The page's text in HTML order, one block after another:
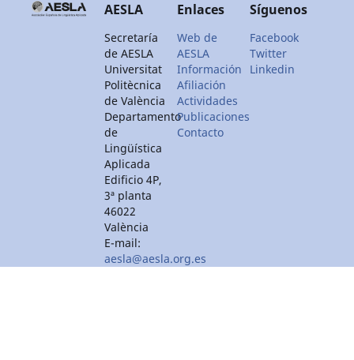
AESLA
Secretaría
de AESLA
Universitat
Politècnica
de València
Departamento
de
Lingüística
Aplicada
Edificio 4P,
3ª planta
46022
València
E-mail:
aesla@aesla.org.es
Enlaces
Web de
AESLA
Información
Afiliación
Actividades
Publicaciones
Contacto
Síguenos
Facebook
Twitter
Linkedin